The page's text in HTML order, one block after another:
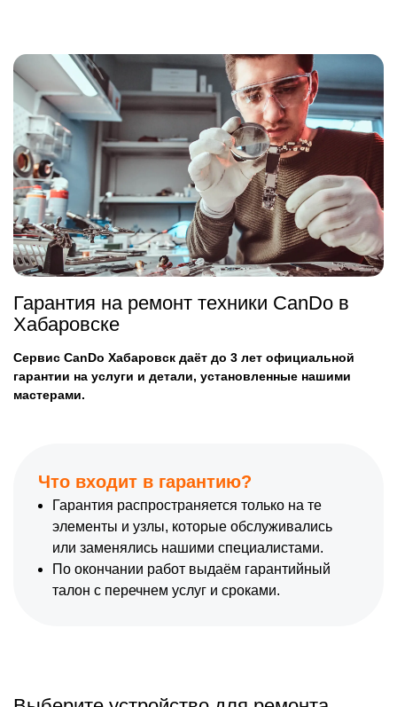
Гарантия на ремонт техники CanDo в
Хабаровске
Сервис CanDo Хабаровск даёт до 3 лет официальной
гарантии на услуги и детали, установленные нашими
мастерами.
Что входит в гарантию?
Гарантия распространяется только на те
элементы и узлы, которые обслуживались
или заменялись нашими специалистами.
По окончании работ выдаём гарантийный
талон с перечнем услуг и сроками.